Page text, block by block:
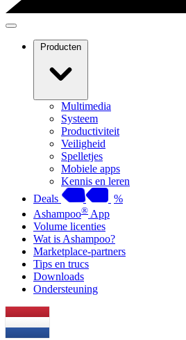
Producten
Multimedia
Systeem
Productiviteit
Veiligheid
Spelletjes
Mobiele apps
Kennis en leren
Deals
%
Ashampoo® App
Volume licenties
Wat is Ashampoo?
Marketplace-partners
Tips en trucs
Downloads
Ondersteuning